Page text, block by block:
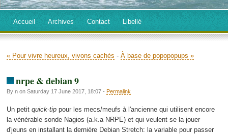
Accueil Archives Contact Libellé
« Pour vivre heureux, vivons cachés - À base de popopopups »
nrpe & debian 9
By n on Saturday 17 June 2017, 18:07 - Permalink
Un petit quick-tip pour les mecs/meufs à l'ancienne qui utilisent encore
la vénérable sonde Nagios (a.k.a NRPE) et qui veulent se la jouer
d'jeuns en installant la dernière Debian Stretch: la variable pour passer